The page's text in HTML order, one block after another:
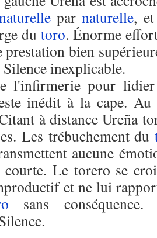
parnaturelle,
du toro. Énorme
prestation bien
inexplicable.
l'infirmerie pour
inédit à la cape.
à distance Ureña
Les trébuchement du
aucune
Le torero se
et ne lui
sans